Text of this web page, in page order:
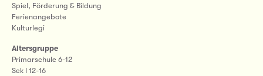
Spiel, Förderung & Bildung
Ferienangebote
Kulturlegi
Altersgruppe
Primarschule 6-12
Sek I 12-16